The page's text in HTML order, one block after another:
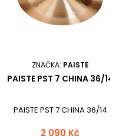
ZNAČKA: PAISTE
PAISTE PST 7 CHINA 36/14
PAISTE PST 7 CHINA 36/14
2 090 Kč